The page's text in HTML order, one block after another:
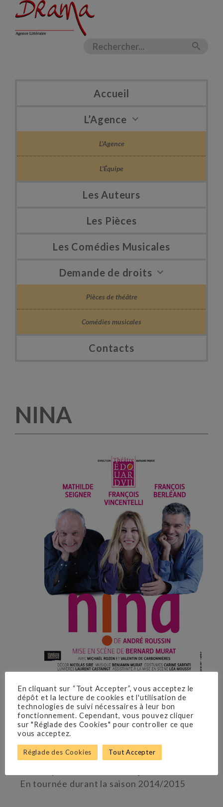
Accueil
L’Agence
L’Agence
L’Équipe
Les Auteurs
Les Pièces
Les Comédies Musicales
Demande de droits
Pièces de théâtre
Comédies musicales
Contacts
NINA
André Roussin
Théâtre Édouard VII
En tournée durant la saison 2014/2015
En cliquant sur “Tout Accepter”, vous acceptez le
dépôt et la lecture de cookies et l'utilisation de
technologies de suivi nécessaires à leur bon
fonctionnement. Cependant, vous pouvez cliquer
sur "Réglade des Cookies" pour controller ce que
vous acceptez.
Réglade des Cookies Tout Accepter